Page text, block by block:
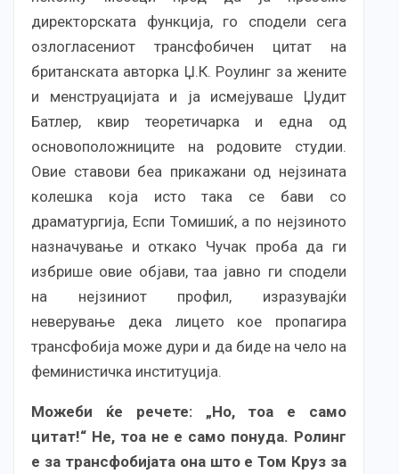
директорската функција, го сподели сега
озлогласениот трансфобичен цитат на
британската авторка Џ.К. Роулинг за жените
и менструацијата и ја исмејуваше Џудит
Батлер, квир теоретичарка и една од
основоположниците на родовите студии.
Овие ставови беа прикажани од нејзината
колешка која исто така се бави со
драматургија, Еспи Томишиќ, а по нејзиното
назначување и откако Чучак проба да ги
избрише овие објави, таа јавно ги сподели
на нејзиниот профил, изразувајќи
неверување дека лицето кое пропагира
трансфобија може дури и да биде на чело на
феминистичка институција.
Можеби ќе речете: „Но, тоа е само
цитат!“ Не, тоа не е само понуда. Ролинг
е за трансфобијата она што е Том Круз за